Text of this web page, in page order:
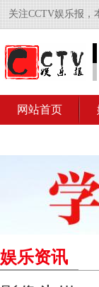
关注CCTV娱乐报，
网站首页
娱乐资讯